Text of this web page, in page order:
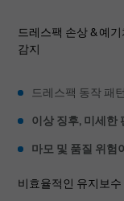
드레스팩 손상 & 예
감지
드레스팩 동작 패
이상 징후, 미세한
마모 및 품질 위험
비효율적인 유지보